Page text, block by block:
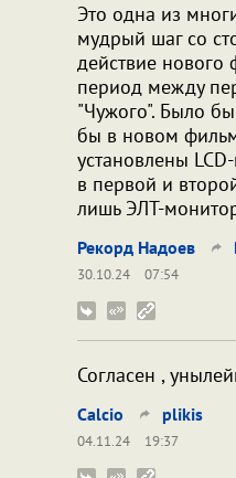
Это одна из
мудрый шаг со
действие нового
период между
"Чужого". Было
бы в новом
установлены
в первой и
лишь ЭЛТ-
Рекорд Надоев
30.10.24
07:54
Согласен ,
Calcio plikis
04.11.24
19:37